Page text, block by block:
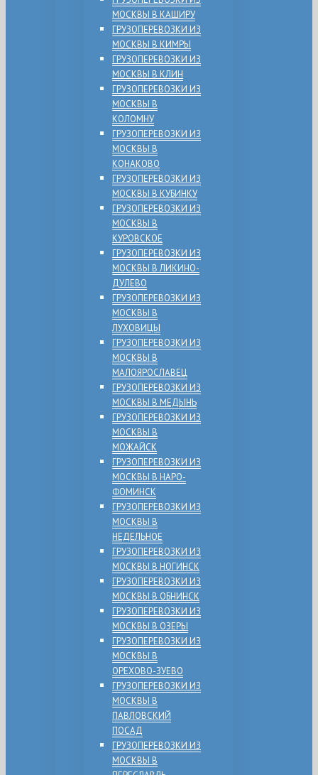
МОСКВЫ В КАШИРУ
ГРУЗОПЕРЕВОЗКИ ИЗ
МОСКВЫ В КИМРЫ
ГРУЗОПЕРЕВОЗКИ ИЗ
МОСКВЫ В КЛИН
ГРУЗОПЕРЕВОЗКИ ИЗ
МОСКВЫ В
КОЛОМНУ
ГРУЗОПЕРЕВОЗКИ ИЗ
МОСКВЫ В
КОНАКОВО
ГРУЗОПЕРЕВОЗКИ ИЗ
МОСКВЫ В КУБИНКУ
ГРУЗОПЕРЕВОЗКИ ИЗ
МОСКВЫ В
КУРОВСКОЕ
ГРУЗОПЕРЕВОЗКИ ИЗ
МОСКВЫ В ЛИКИНО-
ДУЛЕВО
ГРУЗОПЕРЕВОЗКИ ИЗ
МОСКВЫ В
ЛУХОВИЦЫ
ГРУЗОПЕРЕВОЗКИ ИЗ
МОСКВЫ В
МАЛОЯРОСЛАВЕЦ
ГРУЗОПЕРЕВОЗКИ ИЗ
МОСКВЫ В МЕДЫНЬ
ГРУЗОПЕРЕВОЗКИ ИЗ
МОСКВЫ В
МОЖАЙСК
ГРУЗОПЕРЕВОЗКИ ИЗ
МОСКВЫ В НАРО-
ФОМИНСК
ГРУЗОПЕРЕВОЗКИ ИЗ
МОСКВЫ В
НЕДЕЛЬНОЕ
ГРУЗОПЕРЕВОЗКИ ИЗ
МОСКВЫ В НОГИНСК
ГРУЗОПЕРЕВОЗКИ ИЗ
МОСКВЫ В ОБНИНСК
ГРУЗОПЕРЕВОЗКИ ИЗ
МОСКВЫ В ОЗЕРЫ
ГРУЗОПЕРЕВОЗКИ ИЗ
МОСКВЫ В
ОРЕХОВО-ЗУЕВО
ГРУЗОПЕРЕВОЗКИ ИЗ
МОСКВЫ В
ПАВЛОВСКИЙ
ПОСАД
ГРУЗОПЕРЕВОЗКИ ИЗ
МОСКВЫ В